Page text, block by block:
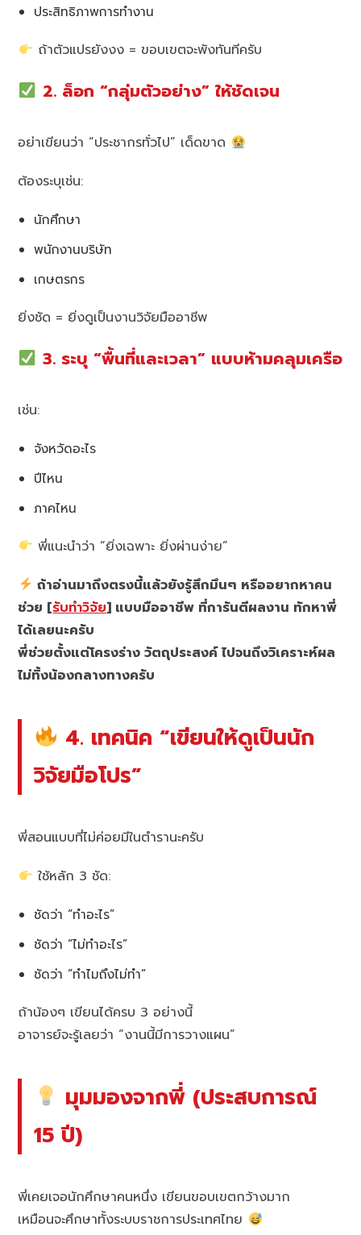
ประสิทธิภาพการทำงาน
ถ้าตัวแปรยังงง = ขอบเขตจะพังทันทีครับ
2. ล็อก “กลุ่มตัวอย่าง” ให้ชัดเจน
อย่าเขียนว่า “ประชากรทั่วไป” เด็ดขาด
ต้องระบุเช่น:
นักศึกษา
พนักงานบริษัท
เกษตรกร
ยิ่งชัด = ยิ่งดูเป็นงานวิจัยมืออาชีพ
3. ระบุ “พื้นที่และเวลา” แบบห้ามคลุมเครือ
เช่น:
จังหวัดอะไร
ปีไหน
ภาคไหน
พี่แนะนำว่า “ยิ่งเฉพาะ ยิ่งผ่านง่าย”
ถ้าอ่านมาถึงตรงนี้แล้วยังรู้สึกมึนๆ หรืออยากหาคน
ช่วย [รับทำวิจัย] แบบมืออาชีพ ที่การันตีผลงาน ทักหาพี่
ได้เลยนะครับ
พี่ช่วยตั้งแต่โครงร่าง วัตถุประสงค์ ไปจนถึงวิเคราะห์ผล
ไม่ทิ้งน้องกลางทางครับ
4. เทคนิค “เขียนให้ดูเป็นนัก
วิจัยมือโปร”
พี่สอนแบบที่ไม่ค่อยมีในตำรานะครับ
ใช้หลัก 3 ชัด:
ชัดว่า “ทำอะไร”
ชัดว่า “ไม่ทำอะไร”
ชัดว่า “ทำไมถึงไม่ทำ”
ถ้าน้องๆ เขียนได้ครบ 3 อย่างนี้
อาจารย์จะรู้เลยว่า “งานนี้มีการวางแผน”
มุมมองจากพี่ (ประสบการณ์
15 ปี)
พี่เคยเจอนักศึกษาคนหนึ่ง เขียนขอบเขตกว้างมาก
เหมือนจะศึกษาทั้งระบบราชการประเทศไทย